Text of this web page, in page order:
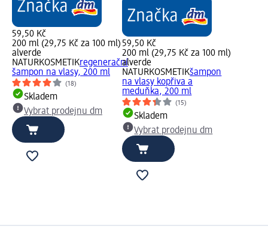
59,50 Kč
200 ml (29,75 Kč za 100 ml)
alverde
NATURKOSMETIKregenerační
šampon na vlasy, 200 ml
(18)
Skladem
Vybrat prodejnu dm
59,50 Kč
200 ml (29,75 Kč za 100 ml)
alverde
NATURKOSMETIKšampon
na vlasy kopřiva a
meduňka, 200 ml
(15)
Skladem
Vybrat prodejnu dm